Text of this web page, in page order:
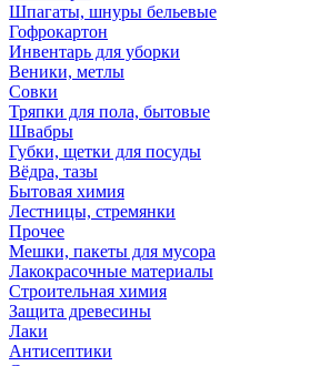
Шпагаты, шнуры бельевые
Гофрокартон
Инвентарь для уборки
Веники, метлы
Совки
Тряпки для пола, бытовые
Швабры
Губки, щетки для посуды
Вёдра, тазы
Бытовая химия
Лестницы, стремянки
Прочее
Мешки, пакеты для мусора
Лакокрасочные материалы
Строительная химия
Защита древесины
Лаки
Антисептики